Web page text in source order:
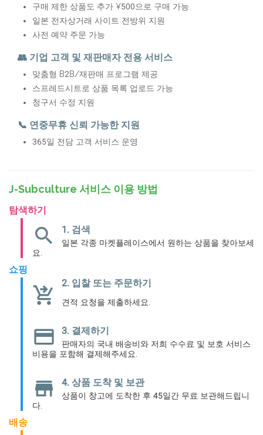
구매 제한 상품도 추가 ¥500으로 구매 가능
일본 전자상거래 사이트 전방위 지원
사전 예약 주문 가능
👥 기업 고객 및 재판매자 전용 서비스
맞춤형 B2B/재판매 프로그램 제공
스프레드시트로 상품 목록 업로드 가능
청구서 수정 지원
📞 연중무휴 신뢰 가능한 지원
365일 전담 고객 서비스 운영
J-Subculture 서비스 이용 방법
탐색하기
search 1. 검색
일본 각종 마켓플레이스에서 원하는 상품을 찾아보세
요.
쇼핑
shopping_cart_checkout
2. 입찰 또는 주문하기
견적 요청을 제출하세요.
credit_card 3. 결제하기
판매자의 국내 배송비와 저희 수수료 및 보호 서비스
비용을 포함해 결제해주세요.
store 4. 상품 도착 및 보관
상품이 창고에 도착한 후 45일간 무료 보관해드립니
다.
배송